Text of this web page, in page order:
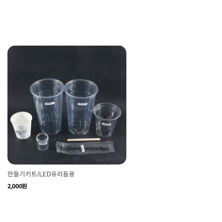
만들기키트/LED유리돔용
2,000원